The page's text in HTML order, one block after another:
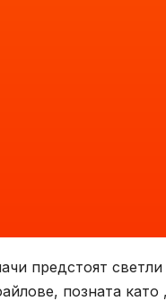
предстоят
позната като